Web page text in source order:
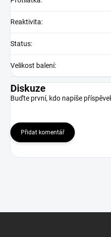
Reaktivita:
Status:
Velikost balení:
Diskuze
Buďte první, kdo napíše
Přidat komentář